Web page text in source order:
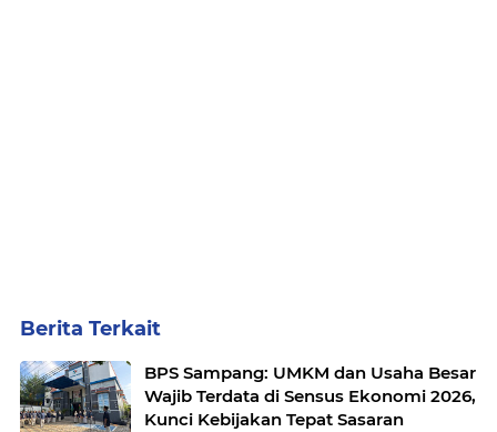
Berita Terkait
BPS Sampang: UMKM dan Usaha Besar
Wajib Terdata di Sensus Ekonomi 2026,
Kunci Kebijakan Tepat Sasaran